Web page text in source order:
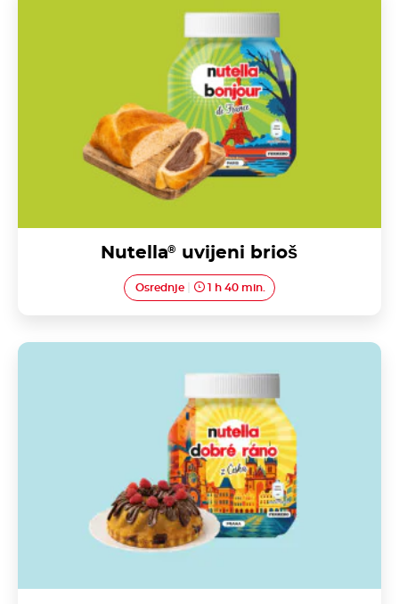
Nutella® uvijeni brioš
Osrednje 1 h 40 min.